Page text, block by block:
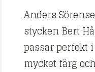
Anders
stycken Bert
passar perfekt
mycket färg